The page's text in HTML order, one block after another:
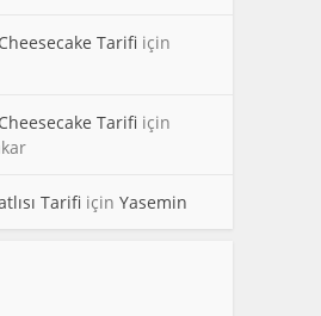
Tarifi için
Tarifi için
Tarifi için Yasemin